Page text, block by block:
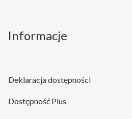
Informacje
Deklaracja dostępności
Dostępność Plus